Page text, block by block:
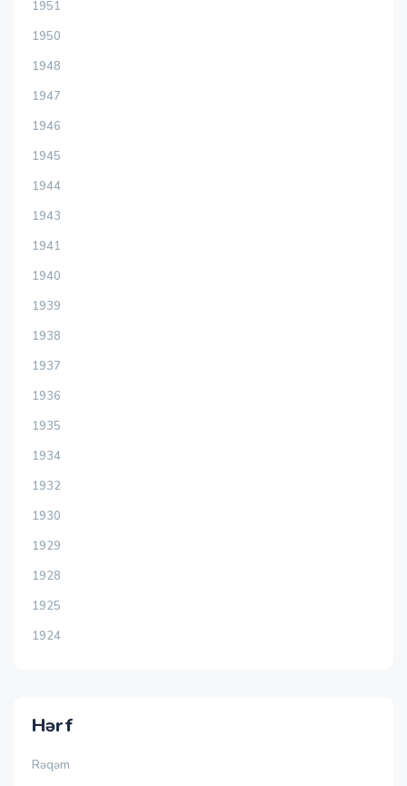
1951
1950
1948
1947
1946
1945
1944
1943
1941
1940
1939
1938
1937
1936
1935
1934
1932
1930
1929
1928
1925
1924
Hərf
Rəqəm